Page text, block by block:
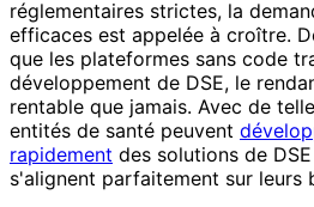
réglementaires strictes, la
efficaces est appelée à croître.
que les plateformes sans code
développement de DSE, le
rentable que jamais. Avec de
entités de santé peuvent
rapidement des solutions de
s'alignent parfaitement sur leurs